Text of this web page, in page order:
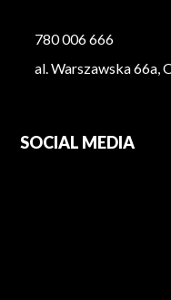
780 006 666
al. Warszawska 66a,
SOCIAL MEDIA